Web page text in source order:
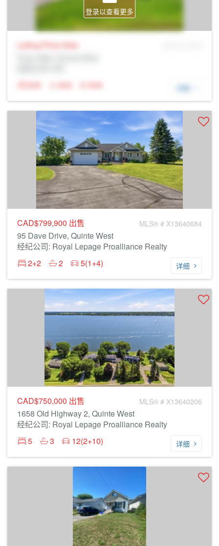
登录以查看更多
Listing Price Sale
N/A
N/A N/A 详细
CAD$799,900 出售 MLS® # X13640684
95 Dave Drive, Quinte West
经纪公司: Royal Lepage Proalliance Realty
2+2
2 5(1+4) 详细
CAD$750,000 出售 MLS® # X13640206
1658 Old Highway 2, Quinte West
经纪公司: Royal Lepage Proalliance Realty
5
3 12(2+10) 详细